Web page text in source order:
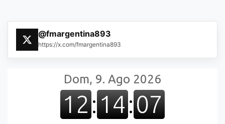
@fmargentina893
https://x.com/fmargentina893